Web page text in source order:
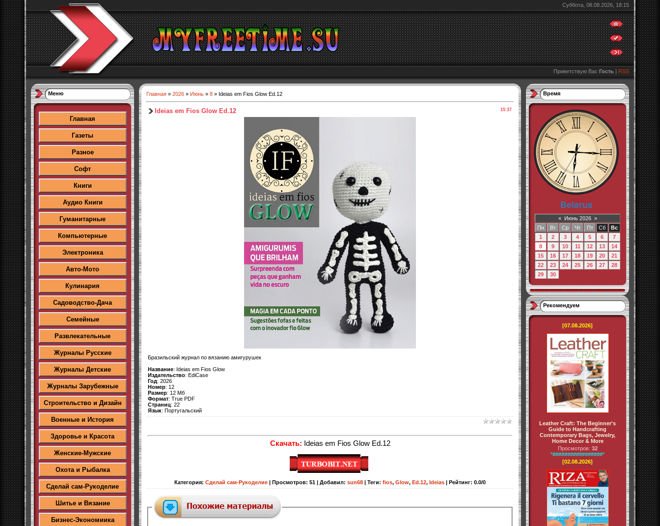
Суббота, 08.08.2026, 18:15
Приветствую Вас Гость | RSS
Меню
Главная
Газеты
Разное
Софт
Книги
Аудио Книги
Гуманитарные
Компьютерные
Электроника
Авто-Мото
Кулинария
Садоводство-Дача
Семейные
Развлекательные
Журналы Русские
Журналы Детские
Журналы Зарубежные
Строительство и Дизайн
Военные и История
Здоровье и Красота
Женские-Мужские
Охота и Рыбалка
Сделай сам-Рукоделие
Шитье и Вязание
Бизнес-Экономиика
Главная » 2026 » Июнь » 8 » Ideias em Fios Glow Ed.12
15:37
Ideias em Fios Glow Ed.12
Бразильский журнал по вязанию амигурушек
Название: Ideias em Fios Glow
Издательство: EdiCase
Год: 2026
Номер: 12
Размер: 12 Мб
Формат: True PDF
Страниц: 22
Язык: Португальский
Скачать: Ideias em Fios Glow Ed.12
Категория: Сделай сам-Рукоделие Просмотров: 51 Добавил: sun68 Теги: fios, Glow, Ed.12, Ideias Рейтинг: 0.0/0
Время
« Июнь 2026 »
Пн
Вт Ср Чт Пт Сб
Вс
1
2 3 4 5 6
7
8
9 10 11 12 13
14
15
16 17 18 19 20
21
22
23 24 25 26 27
28
29
30
Рекомендуем
[07.08.2026]
Leather Craft: The Beginner's
Guide to Handcrafting
Contemporary Bags, Jewelry,
Home Decor & More
Просмотров: 32
*#################*
[02.08.2026]